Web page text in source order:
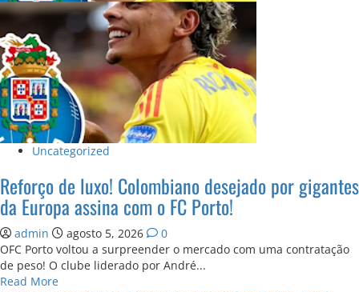
Uncategorized
Reforço de luxo! Colombiano desejado por gigantes
da Europa assina com o FC Porto!
admin agosto 5, 2026
0
OFC Porto voltou a surpreender o mercado com uma contratação
de peso! O clube liderado por André...
Read MoreRead